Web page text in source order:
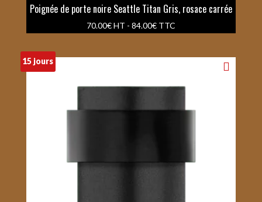
Poignée de porte noire Seattle Titan Gris, rosace carrée
70.00€HT - 84.00€TTC
15 jours